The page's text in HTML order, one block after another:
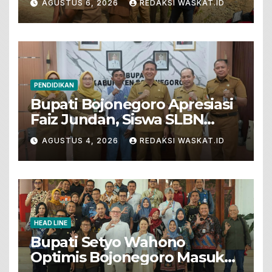
Pertanian
AGUSTUS 6, 2026 REDAKSI WASKAT.ID
PENDIDIKAN
Bupati Bojonegoro Apresiasi
Faiz Jundan, Siswa SLBN
Gunungsari Baureno Masuk
LKS Diksus Tingkat Nasional
AGUSTUS 4, 2026 REDAKSI WASKAT.ID
HEAD LINE
Bupati Setyo Wahono
Optimis Bojonegoro Masuk